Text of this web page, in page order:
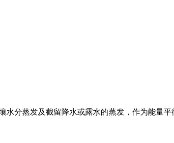
分蒸发及截留降水或露水的蒸发，作为能量